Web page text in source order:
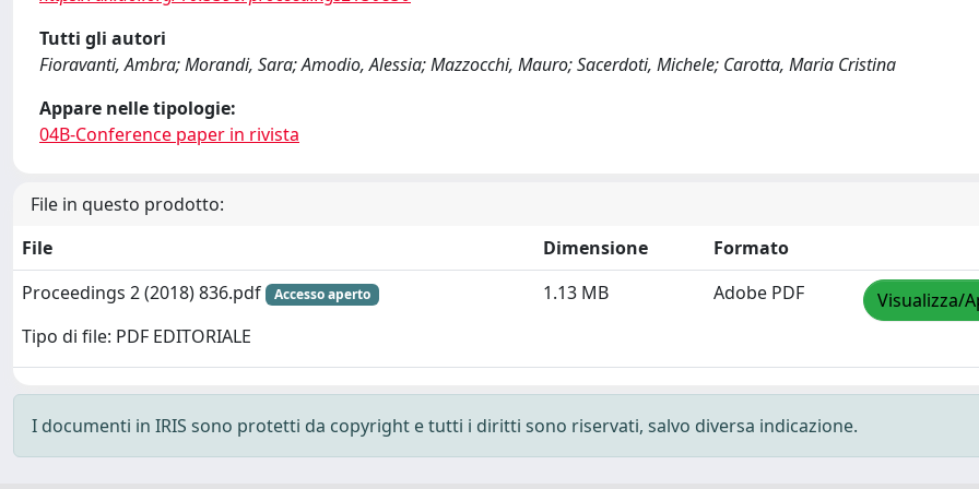
Tutti gli autori
Fioravanti, Ambra; Morandi, Sara; Amodio, Alessia; Mazzocchi, Mauro; Sacerdoti, Michele; Carotta, Maria Cristina
Appare nelle tipologie:
04B-Conference paper in rivista
File in questo prodotto:
File
Dimensione
Formato
Proceedings 2 (2018) 836.pdf
Accesso aperto
Tipo di file: PDF EDITORIALE
1.13 MB Adobe PDF Visualizza/
I documenti in IRIS sono protetti da copyright e tutti i diritti sono riservati, salvo diversa indicazione.